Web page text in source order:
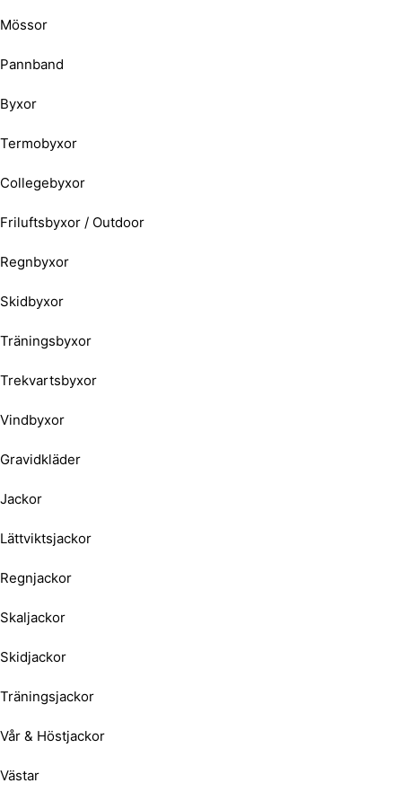
Mössor
Pannband
Byxor
Termobyxor
Collegebyxor
Friluftsbyxor / Outdoor
Regnbyxor
Skidbyxor
Träningsbyxor
Trekvartsbyxor
Vindbyxor
Gravidkläder
Jackor
Lättviktsjackor
Regnjackor
Skaljackor
Skidjackor
Träningsjackor
Vår & Höstjackor
Västar